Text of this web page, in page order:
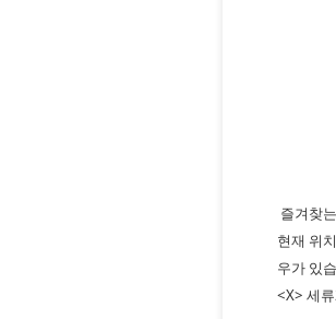
즐겨찾
현재 위
우가 있
<X> 세